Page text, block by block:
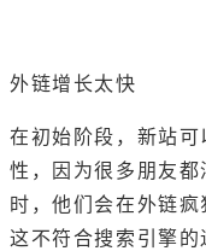
外链增长太快
在初始阶段，新站
性，因为很多朋友
时，他们会在外链疯
这不符合搜索引擎